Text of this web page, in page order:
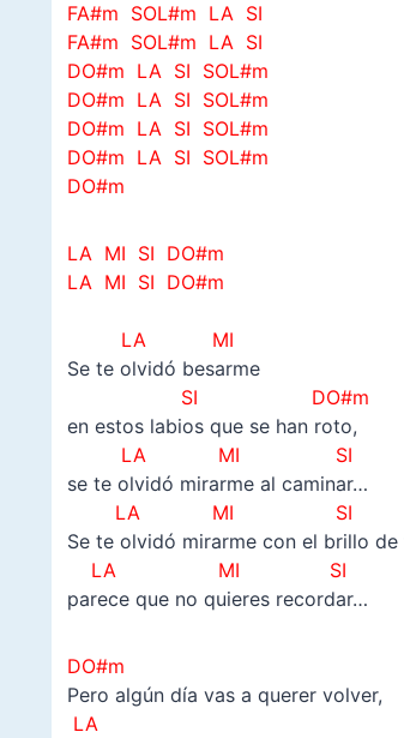
FA#m SOL#m LA SI
FA#m SOL#m LA SI
DO#m LA SI SOL#m
DO#m LA SI SOL#m
DO#m LA SI SOL#m
DO#m LA SI SOL#m
DO#m
LA MI SI DO#m
LA MI SI DO#m
LA MI
Se te olvidó besarme
SI DO#m
en estos labios que se han roto,
LA MI SI
se te olvidó mirarme al caminar…
LA MI SI
Se te olvidó mirarme con el brillo de
LA MI SI
parece que no quieres recordar…
DO#m
Pero algún día vas a querer volver,
LA